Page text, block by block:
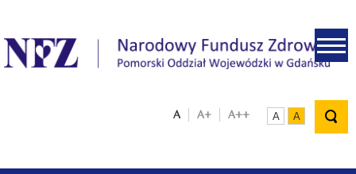
.
A A+ A++ A A